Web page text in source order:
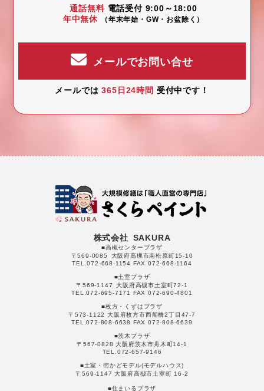
通話無料 電話受付 9:00～18:00
年中無休
（年末年始・GW・お盆除く）
メールでお問い合せ
メールでは 365日24時間 受付中です！
株式会社 SAKURA
■高槻センタープラザ
〒569-0085 大阪府高槻市南松原町15-10
TEL.072-668-1154 FAX 072-668-1164
■土室プラザ
〒569-1147 大阪府高槻市土室町72-1
TEL.072-695-7171 FAX 072-690-4801
■枚方・くずはプラザ
〒573-1122 大阪府枚方市西船橋2丁目47-7
TEL.072-808-6638 FAX 072-808-6639
■茨木プラザ
〒567-0828 大阪府茨木市舟木町14-1
TEL.072-657-9146
■土室・街かどモデル(モデルハウス)
〒569-1147 大阪府高槻市土室町 16-2
■住まいるプラザ